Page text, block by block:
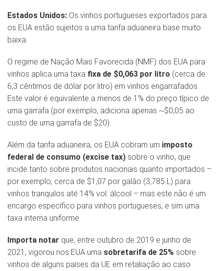
Estados Unidos: Os vinhos portugueses exportados para
os EUA estão sujeitos a uma tarifa aduaneira base muito
baixa.
O regime de Nação Mais Favorecida (NMF) dos EUA para
vinhos aplica uma taxa fixa de $0,063 por litro (cerca de
6,3 cêntimos de dólar por litro) em vinhos engarrafados​.
Este valor é equivalente a menos de 1% do preço típico de
uma garrafa (por exemplo, adiciona apenas ~$0,05 ao
custo de uma garrafa de $20).
Além da tarifa aduaneira, os EUA cobram um imposto
federal de consumo (excise tax) sobre o vinho, que
incide tanto sobre produtos nacionais quanto importados –
por exemplo, cerca de $1,07 por galão (3,785 L) para
vinhos tranquilos até 14% vol. álcool – mas este não é um
encargo específico para vinhos portugueses, e sim uma
taxa interna uniforme.
Importa notar que, entre outubro de 2019 e junho de
2021, vigorou nos EUA uma sobretarifa de 25% sobre
vinhos de alguns países da UE em retaliação ao caso